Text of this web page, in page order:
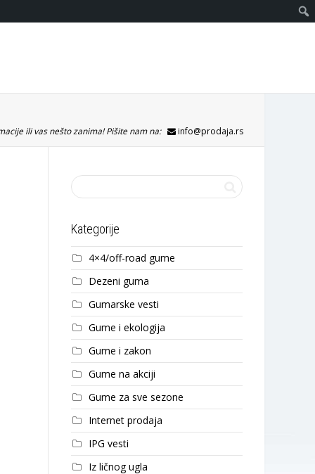
ili vas nešto zanima! Pišite nam na: info@prodaja.rs
Kategorije
4×4/off-road gume
Dezeni guma
Gumarske vesti
Gume i ekologija
Gume i zakon
Gume na akciji
Gume za sve sezone
Internet prodaja
IPG vesti
Iz ličnog ugla